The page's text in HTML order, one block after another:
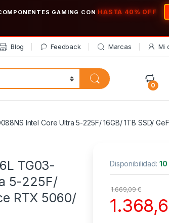
GAMING CON HASTA 40% OFF
Blog Feedback Marcas Mi
0
Intel Core Ultra 5-225F/ 16GB/ 1TB SSD/
TG03-
5-225F/
RTX 5060/
Disponibilidad:
1.669,09€